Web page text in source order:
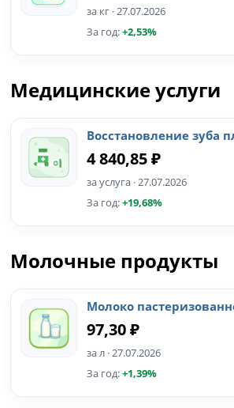
за кг · 27.07.2026
За год:+2,53%
Медицинские услуги
Восстановление зуба
4 840,85 ₽
за услуга · 27.07.2026
За год:+19,68%
Молочные продукты
Молоко
97,30 ₽
за л · 27.07.2026
За год:+1,39%